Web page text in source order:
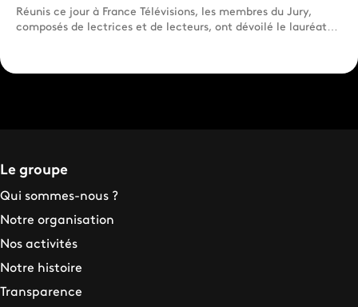
Réunis ce jour à France Télévisions, les membres du Jury,
composés de lectrices et de lecteurs, ont dévoilé le lauréat
Le groupe
Qui sommes-nous ?
Notre organisation
Nos activités
Notre histoire
Transparence